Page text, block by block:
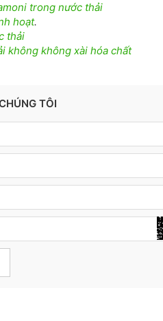
trong nước thải
hoạt.
thải
không không xài hóa chất
TÔI